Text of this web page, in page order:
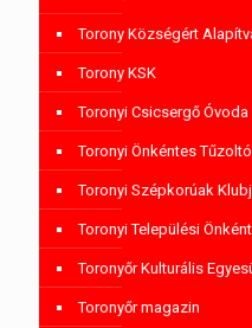
Torony Községért
Torony KSK
Toronyi Csicsergő Óvoda
Toronyi Önkéntes
Toronyi Szépkorúak
Toronyi Települési
Toronyőr Kulturális
Toronyőr magazin